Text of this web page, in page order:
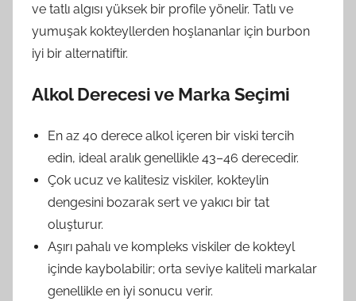
ve tatlı algısı yüksek bir profile yönelir. Tatlı ve
yumuşak kokteyllerden hoşlananlar için burbon
iyi bir alternatiftir.
Alkol Derecesi ve Marka Seçimi
En az 40 derece alkol içeren bir viski tercih
edin, ideal aralık genellikle 43–46 derecedir.
Çok ucuz ve kalitesiz viskiler, kokteylin
dengesini bozarak sert ve yakıcı bir tat
oluşturur.
Aşırı pahalı ve kompleks viskiler de kokteyl
içinde kaybolabilir; orta seviye kaliteli markalar
genellikle en iyi sonucu verir.